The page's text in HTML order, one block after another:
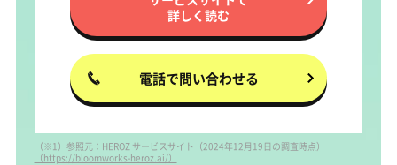
詳しく読む
電話で問い合わせる
（※1）参照元：HEROZ サービスサイト（2024年12月19日の調査時点）
（https://bloomworks-heroz.ai/）